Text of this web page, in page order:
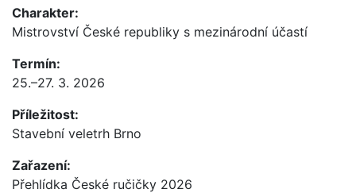
Charakter:
Mistrovství České republiky s mezinárodní účastí
Termín:
25.–27. 3. 2026
Příležitost:
Stavební veletrh Brno
Zařazení:
Přehlídka České ručičky 2026